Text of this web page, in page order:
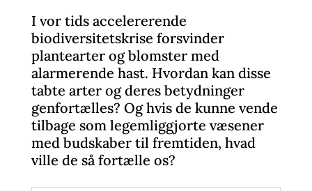
I vor tids accelererende
biodiversitetskrise forsvinder
plantearter og blomster med
alarmerende hast. Hvordan kan disse
tabte arter og deres betydninger
genfortælles? Og hvis de kunne vende
tilbage som legemliggjorte væsener
med budskaber til fremtiden, hvad
ville de så fortælle os?